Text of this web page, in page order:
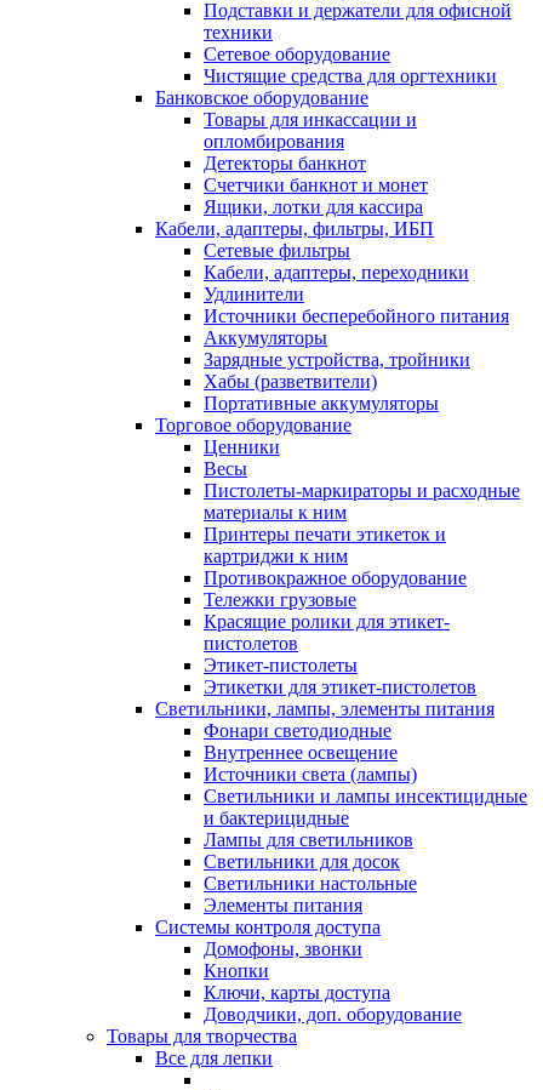
Подставки и держатели для офисной
техники
Сетевое оборудование
Чистящие средства для оргтехники
Банковское оборудование
Товары для инкассации и
опломбирования
Детекторы банкнот
Счетчики банкнот и монет
Ящики, лотки для кассира
Кабели, адаптеры, фильтры, ИБП
Сетевые фильтры
Кабели, адаптеры, переходники
Удлинители
Источники бесперебойного питания
Аккумуляторы
Зарядные устройства, тройники
Хабы (разветвители)
Портативные аккумуляторы
Торговое оборудование
Ценники
Весы
Пистолеты-маркираторы и расходные
материалы к ним
Принтеры печати этикеток и
картриджи к ним
Противокражное оборудование
Тележки грузовые
Красящие ролики для этикет-
пистолетов
Этикет-пистолеты
Этикетки для этикет-пистолетов
Светильники, лампы, элементы питания
Фонари светодиодные
Внутреннее освещение
Источники света (лампы)
Светильники и лампы инсектицидные
и бактерицидные
Лампы для светильников
Светильники для досок
Светильники настольные
Элементы питания
Системы контроля доступа
Домофоны, звонки
Кнопки
Ключи, карты доступа
Доводчики, доп. оборудование
Товары для творчества
Все для лепки